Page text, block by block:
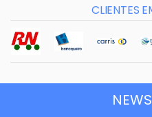
CLIENTES